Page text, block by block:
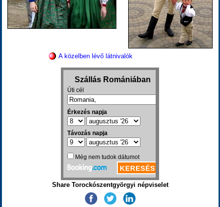
A közelben lévő látnivalók
Share Torockószentgyörgyi népviselet